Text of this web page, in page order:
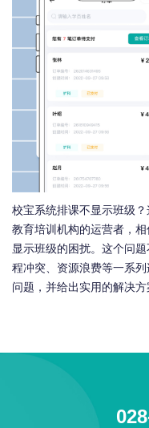
校宝系统排课不显示班级
教育培训机构的运营者，
显示班级的困扰。这个问
程冲突、资源浪费等一系
问题，并给出实用的解决方